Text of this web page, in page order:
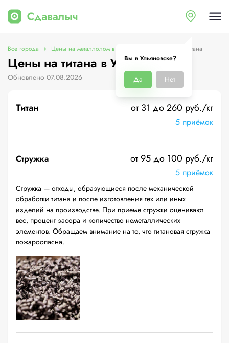
Вы в Ульяновске?
Да Нет
Все города Цены на металлолом в Ульяновске Цены на титана
Цены на титана в Ульяновске
Обновлено 07.08.2026
Титан от 31 до 260 руб./кг
5 приёмок
Стружка от 95 до 100 руб./кг
5 приёмок
Стружка — отходы, образующиеся после механической
обработки титана и после изготовления тех или иных
изделий на производстве. При приеме стружки оценивают
вес, процент засора и количество неметаллических
элементов. Обращаем внимание на то, что титановая стружка
пожароопасна.